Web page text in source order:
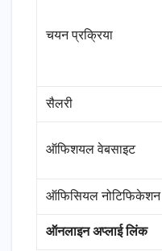
चयन प्रक्रिया
सैलरी
ऑफिशयल वेबसाइट
ऑफिसियल नोटिफिकेशन
ऑनलाइन अप्लाई लिंक